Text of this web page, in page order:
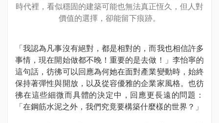
時代裡，看似穩固的建築可能也無法真正恆久，但人對
價值的選擇，卻能留下痕跡。
「我認為凡事沒有絕對，都是相對的，而我也相信許多
事情，現在開始做都不晚！重要的是去做！」李怡寧的
這句話，彷彿可以回應為何她在面對產業變動時，始終
保持著彈性與開放，以及從容優雅的企業家風格。也彷
彿在這些細微而具體的決定中，回應更長遠的問題：
「在鋼筋水泥之外，我們究竟要構築什麼樣的世界？」